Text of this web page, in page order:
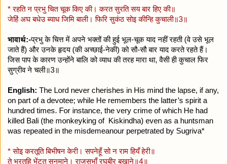
* रहति न प्रभु चित चूक किए की। करत सुरति सय बार हिए की॥
जेहिं अघ बधेउ ब्याध जिमि बाली। फिरि सुकंठ सोइ कीन्हि कुचाली॥3॥
भावार्थ:-प्रभु के चित्त में अपने भक्तों की हुई भूल-चूक याद नहीं रहती (वे उसे भूल
जाते हैं) और उनके हृदय (की अच्छाई-नेकी) को सौ-सौ बार याद करते रहते हैं।
जिस पाप के कारण उन्होंने बालि को व्याध की तरह मारा था, वैसी ही कुचाल फिर
सुग्रीव ने चली॥3॥
English: The Lord never cherishes in His mind the lapse, if any,
on part of a devotee; while He remembers the latter’s spirit a
hundred times. For instance, the very crime of which He had
killed Bali (the monkeyking of Kiskindha) even as a huntsman
was repeated in the misdemeanour perpetrated by Sugriva*
* सोइ करतूति बिभीषन केरी। सपनेहूँ सो न राम हियँ हेरी॥
ते भरतहि भेंटत सनमाने। राजसभाँ रघुबीर बखाने॥4॥